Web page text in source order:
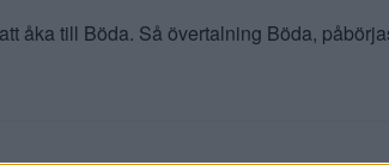
åka till Böda. Så övertalning Böda,